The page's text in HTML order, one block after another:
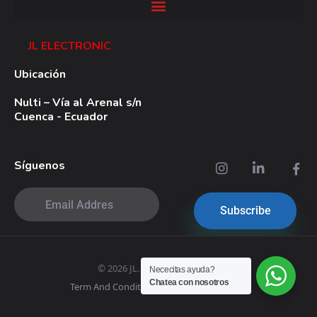
JL ELECTRONIC
Ubicación
Nulti – Vía al Arenal s/n
Cuenca - Ecuador
Síguenos
© 2026 JL. All rights reserved.
Term And Conditions
| Privacy Policy
Nececitas ayuda?
Chatea con nosotros